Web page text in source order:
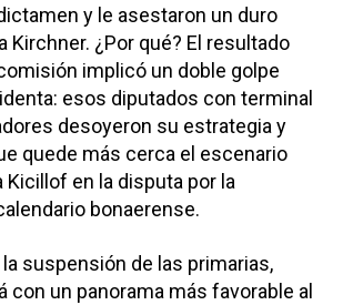
y le asestaron un duro
Kirchner. ¿Por qué? El resultado
implicó un doble golpe
esos diputados con terminal
desoyeron su estrategia y
quede más cerca el escenario
Kicillof en la disputa por la
bonaerense.
suspensión de las primarias,
con un panorama más favorable al